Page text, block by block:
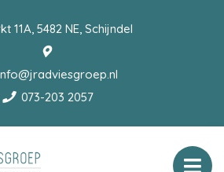
11A, 5482 NE, Schijndel
073-203 2057